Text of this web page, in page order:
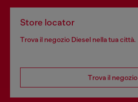
Store locator
Trova il negozio Diesel nella tua città.
Trova il negozio